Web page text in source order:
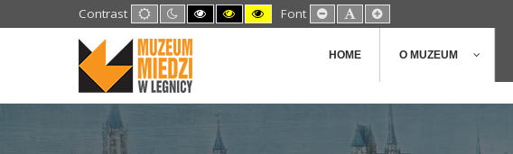
Contrast Default
mode
Night
mode
High
Contrast
High
Contrast
High
Contrast
Font Set
Smaller
Set
Default
Set
Larger
HOME O MUZEUM